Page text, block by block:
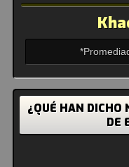
¿QUÉ HAN DICHO
DE